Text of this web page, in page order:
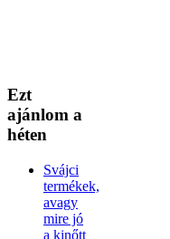
Ezt
ajánlom a
héten
Svájci
termékek,
avagy
mire jó
a kinőtt